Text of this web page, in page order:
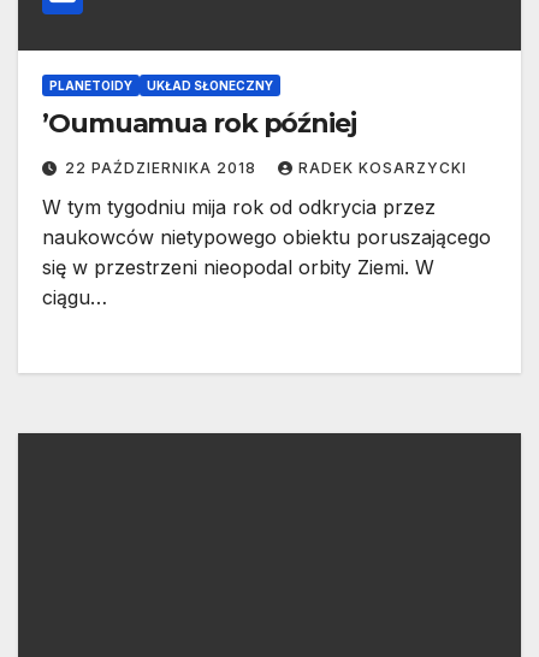
PLANETOIDY UKŁAD SŁONECZNY
’Oumuamua rok później
22 PAŹDZIERNIKA 2018 RADEK KOSARZYCKI
W tym tygodniu mija rok od odkrycia przez
naukowców nietypowego obiektu poruszającego
się w przestrzeni nieopodal orbity Ziemi. W
ciągu…